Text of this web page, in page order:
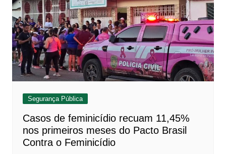
Segurança Pública
Casos de feminicídio recuam 11,45%
nos primeiros meses do Pacto Brasil
Contra o Feminicídio